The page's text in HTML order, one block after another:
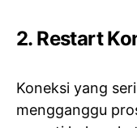
2. Restart
Koneksi yang
mengganggu